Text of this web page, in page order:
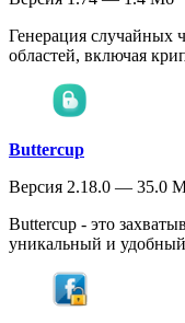
Генерация случайных
областей, включая
Buttercup
Версия 2.18.0 — 35.0
Buttercup - это
уникальный и